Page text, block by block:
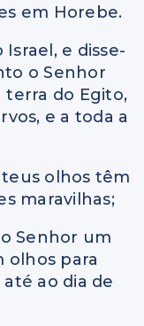
em Horebe.
e disse-
o Senhor
terra do Egito,
e a toda a
teus olhos têm
maravilhas;
Senhor um
olhos para
ao dia de